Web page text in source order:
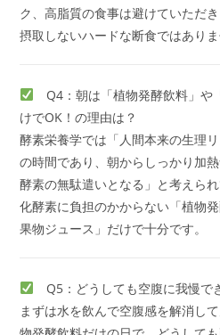
ク、高脂質の食事は避けていただ
摂取しないハードな断食ではありま
Q4：朝は「植物発酵飲料」や
けでOK！の理由は？
酵素栄養学では「人間本来の生理
の時間であり、朝からしっかり加
酵素の無駄遣いとなる」と考えら
化酵素に負担のかからない「植物
果物ジュース」だけで十分です。
Q5：どうしても空腹に我慢で
まずは水を飲んで空腹感を解消し